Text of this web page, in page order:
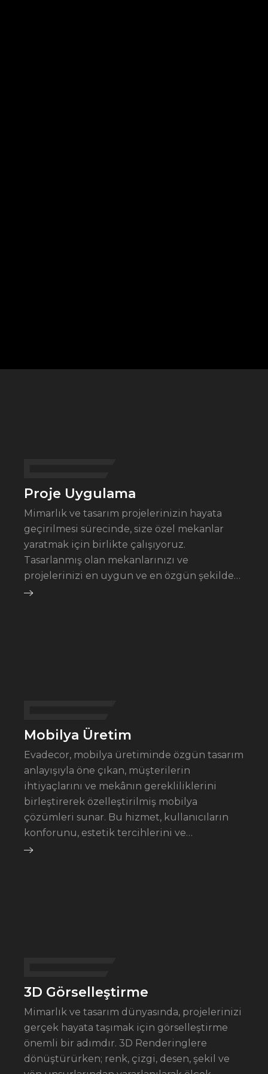
Proje Uygulama
Mimarlık ve tasarım projelerinizin hayata
geçirilmesi sürecinde, size özel mekanlar
yaratmak için birlikte çalışıyoruz.
Tasarlanmış olan mekanlarınızı ve
projelerinizi en uygun ve en özgün şekilde…
Mobilya Üretim
Evadecor, mobilya üretiminde özgün tasarım
anlayışıyla öne çıkan, müşterilerin
ihtiyaçlarını ve mekânın gerekliliklerini
birleştirerek özelleştirilmiş mobilya
çözümleri sunar. Bu hizmet, kullanıcıların
konforunu, estetik tercihlerini ve…
3D Görselleştirme
Mimarlık ve tasarım dünyasında, projelerinizi
gerçek hayata taşımak için görselleştirme
önemli bir adımdır. 3D Renderinglere
dönüştürürken; renk, çizgi, desen, şekil ve